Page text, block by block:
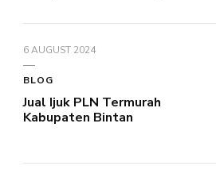
6 AUGUST 2024
BLOG
Jual Ijuk PLN Termurah
Kabupaten Bintan